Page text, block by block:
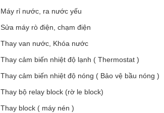
Máy rỉ nước, ra nước yếu
Sửa máy rò điện, chạm điện
Thay van nước, Khóa nước
Thay cảm biến nhiệt độ lạnh ( Thermostat )
Thay cảm biến nhiệt độ nóng ( Bảo vệ bầu nóng )
Thay bộ relay block (rờ le block)
Thay block ( máy nén )